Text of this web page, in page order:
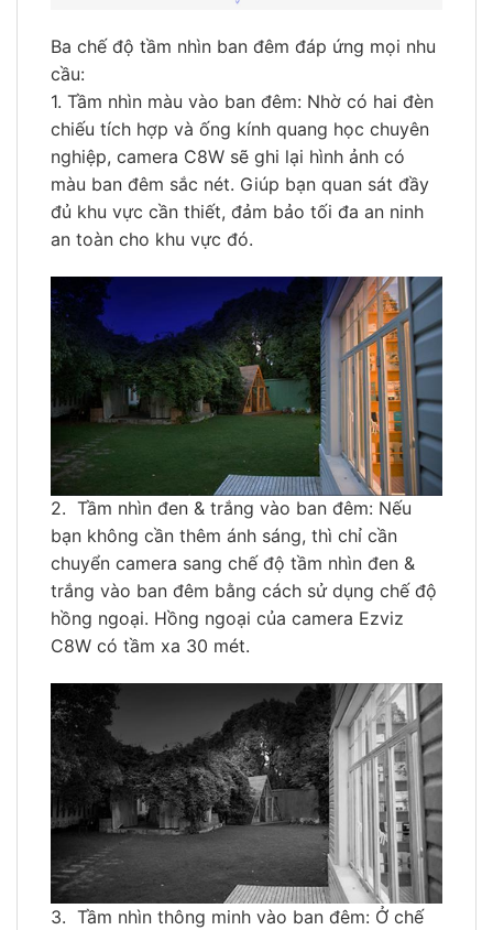
Ba chế độ tầm nhìn ban đêm đáp ứng mọi nhu
cầu:
1. Tầm nhìn màu vào ban đêm: Nhờ có hai đèn
chiếu tích hợp và ống kính quang học chuyên
nghiệp, camera C8W sẽ ghi lại hình ảnh có
màu ban đêm sắc nét. Giúp bạn quan sát đầy
đủ khu vực cần thiết, đảm bảo tối đa an ninh
an toàn cho khu vực đó.
2. Tầm nhìn đen & trắng vào ban đêm: Nếu
bạn không cần thêm ánh sáng, thì chỉ cần
chuyển camera sang chế độ tầm nhìn đen &
trắng vào ban đêm bằng cách sử dụng chế độ
hồng ngoại. Hồng ngoại của camera Ezviz
C8W có tầm xa 30 mét.
3. Tầm nhìn thông minh vào ban đêm: Ở chế